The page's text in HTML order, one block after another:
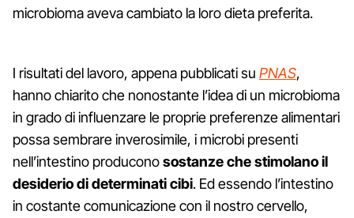
microbioma aveva cambiato la loro dieta preferita.
I risultati del lavoro, appena pubblicati su PNAS,
hanno chiarito che nonostante l’idea di un microbioma
in grado di influenzare le proprie preferenze alimentari
possa sembrare inverosimile, i microbi presenti
nell’intestino produconosostanze che stimolano il
desiderio di determinati cibi. Ed essendo l’intestino
in costante comunicazione con il nostro cervello,